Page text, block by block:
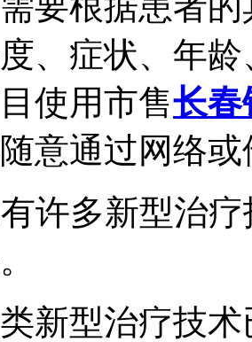
、症状、年
使用市售长春
意通过网络
许多新型治
新型治疗技